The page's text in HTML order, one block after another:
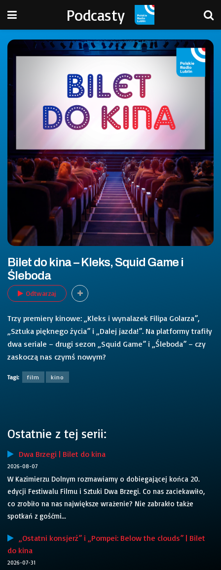
Podcasty
Bilet do kina – Kleks, Squid Game i
Śleboda
Odtwarzaj
Trzy premiery kinowe: „Kleks i wynalazek Filipa Golarza”,
„Sztuka pięknego życia” i „Dalej jazda!”. Na platformy trafiły
dwa seriale – drugi sezon „Squid Game” i „Śleboda” – czy
zaskoczą nas czymś nowym?
Tagi: film kino
Ostatnie z tej serii:
Dwa Brzegi | Bilet do kina
2026-08-07
W Kazimierzu Dolnym rozmawiamy o dobiegającej końca 20.
edycji Festiwalu Filmu i Sztuki Dwa Brzegi. Co nas zaciekawiło,
co zrobiło na nas największe wrażenie? Nie zabrakło także
spotkań z gośćmi...
„Ostatni konsjerż” i „Pompei: Below the clouds” | Bilet
do kina
2026-07-31